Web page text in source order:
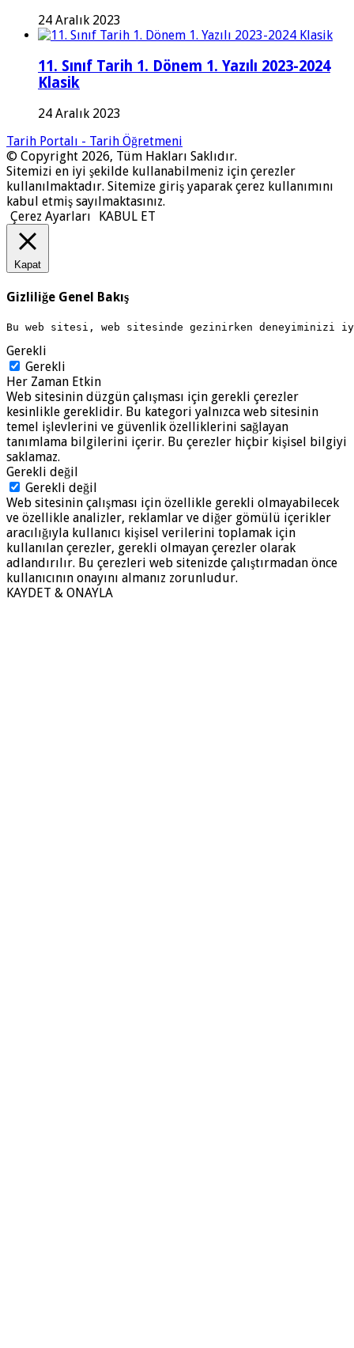
24 Aralık 2023
11. Sınıf Tarih 1. Dönem 1. Yazılı 2023-2024
Klasik
24 Aralık 2023
Tarih Portalı - Tarih Öğretmeni
© Copyright 2026, Tüm Hakları Saklıdır.
Sitemizi en iyi şekilde kullanabilmeniz için çerezler
kullanılmaktadır. Sitemize giriş yaparak çerez kullanımını
kabul etmiş sayılmaktasınız.
Çerez Ayarları
KABUL ET
Kapat
Gizliliğe Genel Bakış
Bu web sitesi, web sitesinde gezinirken deneyiminizi
Gerekli
Gerekli
Her Zaman Etkin
Web sitesinin düzgün çalışması için gerekli çerezler
kesinlikle gereklidir. Bu kategori yalnızca web sitesinin
temel işlevlerini ve güvenlik özelliklerini sağlayan
tanımlama bilgilerini içerir. Bu çerezler hiçbir kişisel bilgiyi
saklamaz.
Gerekli değil
Gerekli değil
Web sitesinin çalışması için özellikle gerekli olmayabilecek
ve özellikle analizler, reklamlar ve diğer gömülü içerikler
aracılığıyla kullanıcı kişisel verilerini toplamak için
kullanılan çerezler, gerekli olmayan çerezler olarak
adlandırılır. Bu çerezleri web sitenizde çalıştırmadan önce
kullanıcının onayını almanız zorunludur.
KAYDET & ONAYLA